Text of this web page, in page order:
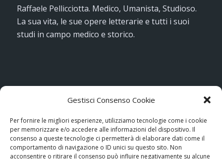
Gestisci Consenso Cookie
Per fornire le migliori esperienze, utilizziamo tecnologie come i cookie
per memorizzare e/o accedere alle informazioni del dispositivo. Il
consenso a queste tecnologie ci permetterà di elaborare dati come il
comportamento di navigazione o ID unici su questo sito. Non
acconsentire o ritirare il consenso può influire negativamente su alcune
Raffaele Pellicciotta. Medico, Umanista, Studioso.
La sua vita, le sue opere letterarie e tutti i suoi
studi in campo medico e storico.
PREMIO LETTERARIO NAZIONALE “R.
Organizzato dalComune di Perano(CH), gode del
patrocinio della Presidenza del Consiglio, della